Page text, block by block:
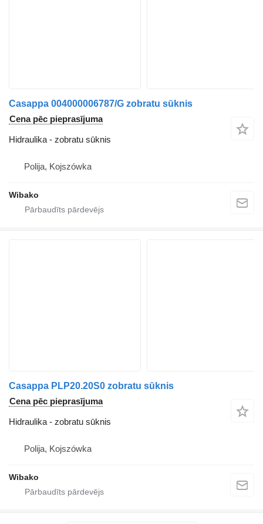
Casappa 004000006787/G zobratu sūknis
Cena pēc pieprasījuma
Hidraulika - zobratu sūknis
Polija, Kojszówka
Wibako
Casappa PLP20.20S0 zobratu sūknis
Cena pēc pieprasījuma
Hidraulika - zobratu sūknis
Polija, Kojszówka
Wibako